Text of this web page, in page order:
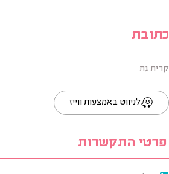
כתובת
קרית גת
לניווט באמצעות ווייז
פרטי התקשרות